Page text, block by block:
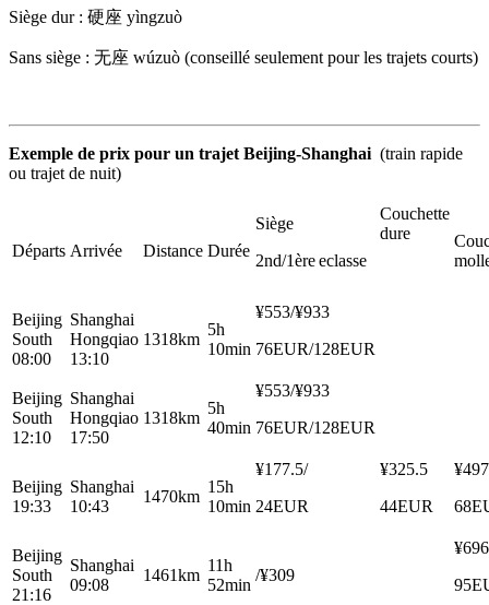
Siège dur : 硬座 yìngzuò
Sans siège : 无座 wúzuò (conseillé seulement pour les trajets courts)
Exemple de prix pour un trajet Beijing-Shanghai (train rapide
ou trajet de nuit)
Départs Arrivée Distance Durée
Siège
2nd/1ère eclasse
Couchette
dure
Beijing
South
08:00
Shanghai
Hongqiao
13:10
1318km
5h
10min
¥553/¥933
76EUR/128EUR
Beijing
South
12:10
Shanghai
Hongqiao
17:50
1318km
5h
40min
¥553/¥933
76EUR/128EUR
Beijing
19:33
Shanghai
10:43
1470km
15h
10min
¥177.5/
24EUR
¥325.5
44EUR
Beijing
South
21:16
Shanghai
09:08
1461km
11h
52min
/¥309
¥696